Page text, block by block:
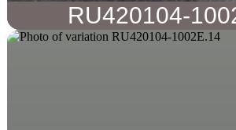
RU420104-